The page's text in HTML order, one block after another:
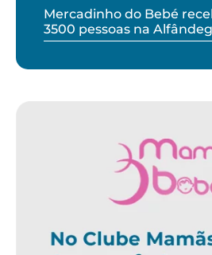
Mercadinho do Bebé
3500 pessoas na